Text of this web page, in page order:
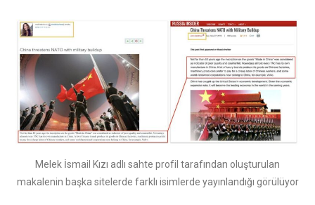
Melek İsmail Kızı adlı sahte profil tarafından oluşturulan
makalenin başka sitelerde farklı isimlerde yayınlandığı görülüyor